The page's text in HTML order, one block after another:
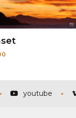
€285,00youtube